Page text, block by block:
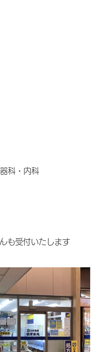
科・内科
も受付いたします